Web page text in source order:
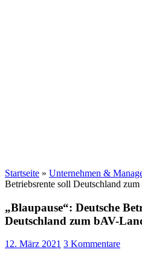
Startseite » Unternehmen &
Betriebsrente soll Deutschland
„Blaupause“: Deutsche
Deutschland zum bAV-
12. März 2021 3 Kommentare